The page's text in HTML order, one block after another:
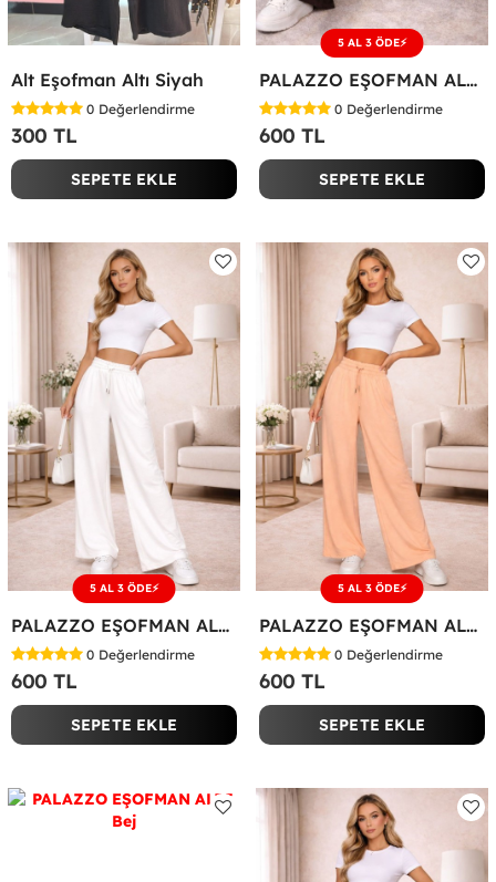
Alt Eşofman Altı Siyah
0 Değerlendirme
300 TL
SEPETE EKLE
5 AL 3 ÖDE⚡
PALAZZO EŞOFMAN ALTI Acı Kahve
0 Değerlendirme
600 TL
SEPETE EKLE
5 AL 3 ÖDE⚡
PALAZZO EŞOFMAN ALTI Beyaz
0 Değerlendirme
600 TL
SEPETE EKLE
5 AL 3 ÖDE⚡
PALAZZO EŞOFMAN ALTI Turuncu
0 Değerlendirme
600 TL
SEPETE EKLE